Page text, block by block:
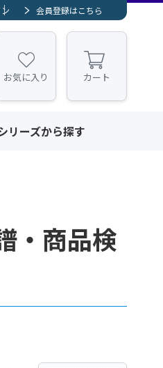
会員登録はこちら
お気に入り カート
リーズから探す
・商品検